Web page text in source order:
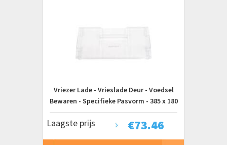
Vriezer Lade - Vrieslade Deur - Voedsel
Bewaren - Specifieke Pasvorm - 385 x 180
mm - Transparant
€73.46
Laagste prijs